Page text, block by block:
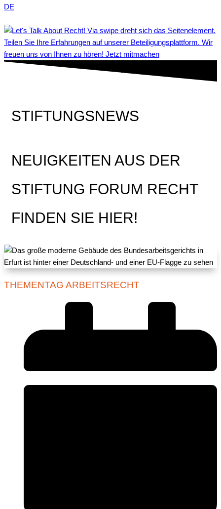
DE
Teilen Sie Ihre Erfahrungen auf unserer Beteiligungsplattform. Wir
freuen uns von Ihnen zu hören! Jetzt mitmachen
STIFTUNGSNEWS
NEUIGKEITEN AUS DER
STIFTUNG FORUM RECHT
FINDEN SIE HIER!
THEMENTAG ARBEITSRECHT